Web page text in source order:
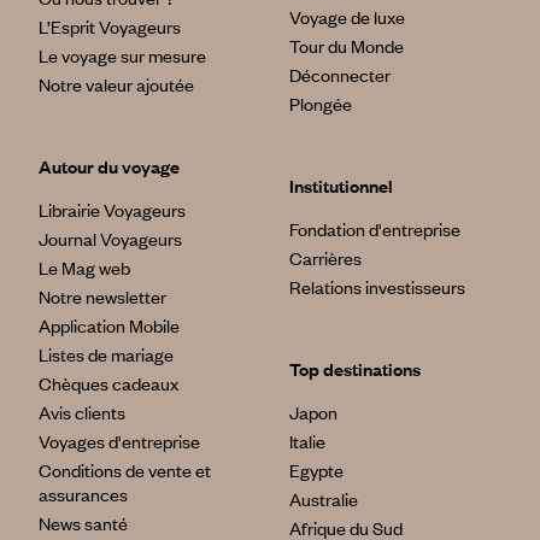
L’Esprit Voyageurs
Le voyage sur mesure
Notre valeur ajoutée
Autour du voyage
Librairie Voyageurs
Journal Voyageurs
Le Mag web
Notre newsletter
Application Mobile
Listes de mariage
Chèques cadeaux
Avis clients
Voyages d'entreprise
Conditions de vente et
assurances
News santé
Voyage de luxe
Tour du Monde
Déconnecter
Plongée
Institutionnel
Fondation d'entreprise
Carrières
Relations investisseurs
Top destinations
Japon
Italie
Egypte
Australie
Afrique du Sud